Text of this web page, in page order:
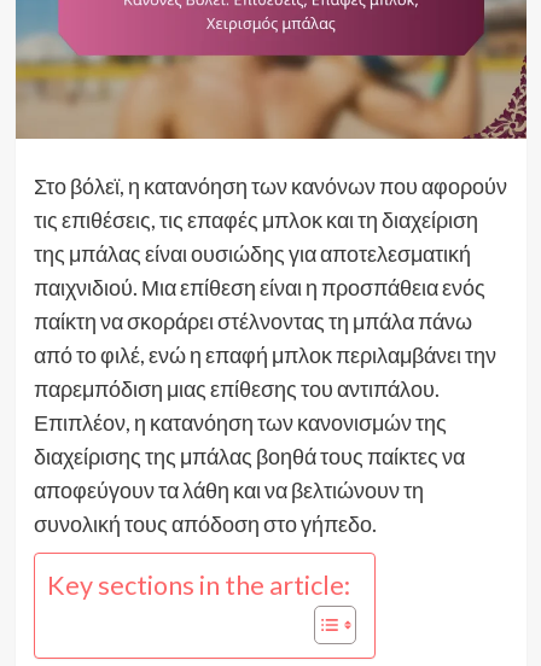
Στο βόλεϊ, η κατανόηση των κανόνων που αφορούν
τις επιθέσεις, τις επαφές μπλοκ και τη διαχείριση
της μπάλας είναι ουσιώδης για αποτελεσματική
παιχνιδιού. Μια επίθεση είναι η προσπάθεια ενός
παίκτη να σκοράρει στέλνοντας τη μπάλα πάνω
από το φιλέ, ενώ η επαφή μπλοκ περιλαμβάνει την
παρεμπόδιση μιας επίθεσης του αντιπάλου.
Επιπλέον, η κατανόηση των κανονισμών της
διαχείρισης της μπάλας βοηθά τους παίκτες να
αποφεύγουν τα λάθη και να βελτιώνουν τη
συνολική τους απόδοση στο γήπεδο.
Key sections in the article: